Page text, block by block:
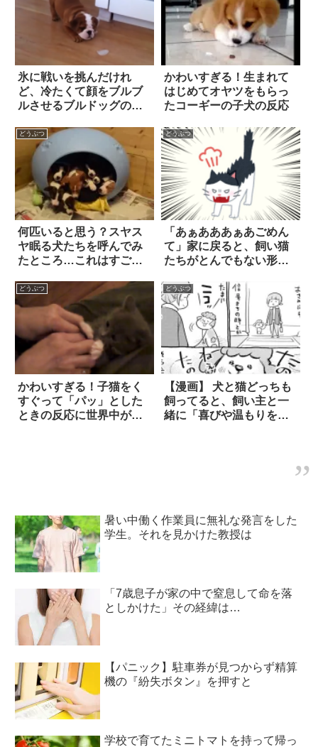
氷に戦いを挑んだけれ
ど、冷たくて顔をブルブ
ルさせるブルドッグの赤
かわいすぎる！生まれて
はじめてオヤツをもらっ
たコーギーの子犬の反応
どうぶつ
何匹いると思う？スヤス
ヤ眠る犬たちを呼んでみ
たところ…これはすご
どうぶつ
「あぁあああぁあごめん
て」家に戻ると、飼い猫
たちがとんでもない形に
どうぶつ
かわいすぎる！子猫をく
すぐって「パッ」とした
ときの反応に世界中が悶
どうぶつ
【漫画】 犬と猫どっちも
飼ってると、飼い主と一
緒に「喜びや温もりをシ
暑い中働く作業員に無礼な発言をした
学生。それを見かけた教授は
「7歳息子が家の中で窒息して命を落
としかけた」その経緯は…
【パニック】駐車券が見つからず精算
機の『紛失ボタン』を押すと
学校で育てたミニトマトを持って帰っ